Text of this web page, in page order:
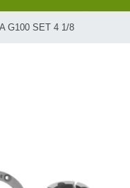
G100 SET 4 1/8